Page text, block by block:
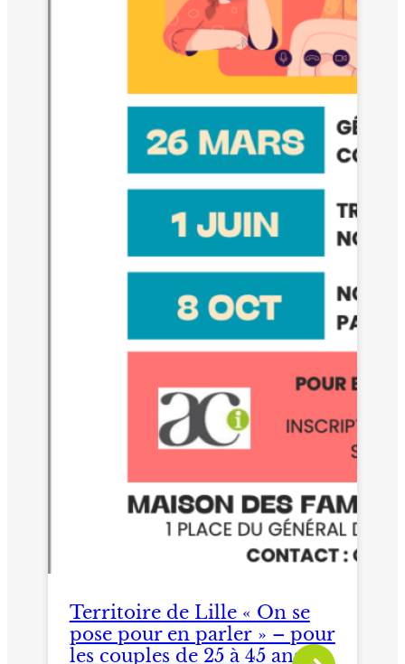
Territoire de Lille « On se
pose pour en parler » – pour
les couples de 25 à 45 ans